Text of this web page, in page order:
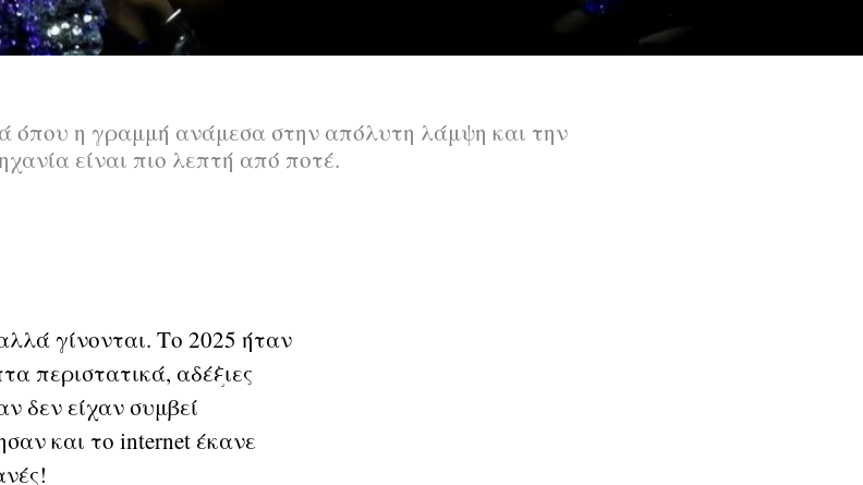
όπου η γραμμή ανάμεσα στην απόλυτη λάμψη και την
είναι πιο λεπτή από ποτέ.
γίνονται. Το 2025 ήταν
περιστατικά, αδέξιες
δεν είχαν συμβεί
και το internet έκανε